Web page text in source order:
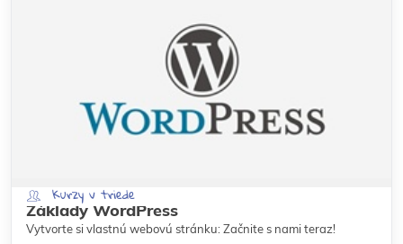
Kurzy v triede
Základy WordPress
Vytvorte si vlastnú webovú stránku: Začnite s nami teraz!